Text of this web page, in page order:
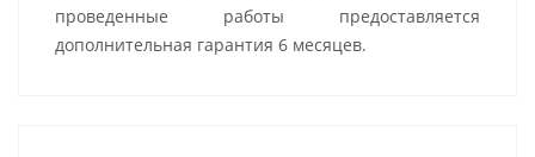
проведенные работы предоставляется
дополнительная гарантия 6 месяцев.